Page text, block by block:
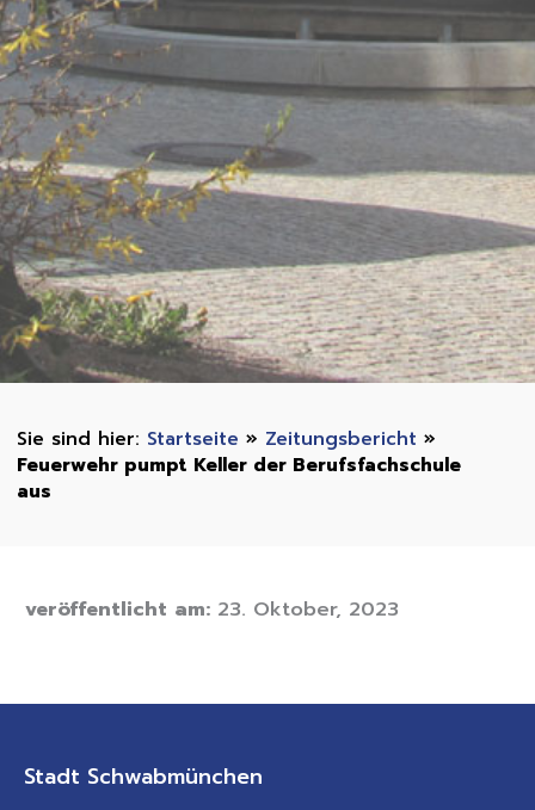
Startseite » Zeitungsbericht »
Feuerwehr pumpt Keller der Berufsfachschule
aus
veröffentlicht am:23. Oktober, 2023
Stadt Schwabmünchen